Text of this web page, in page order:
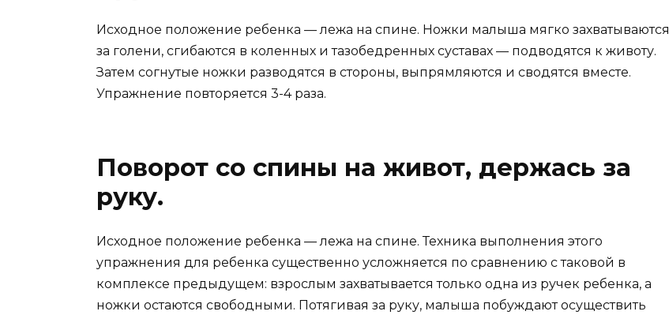
Исходное положение ребенка — лежа на спине. Ножки малыша мягко захватываются
за голени, сгибаются в коленных и тазобедренных суставах — подводятся к животу.
Затем согнутые ножки разводятся в стороны, выпрямляются и сводятся вместе.
Упражнение повторяется 3-4 раза.
Поворот со спины на живот, держась за
руку.
Исходное положение ребенка — лежа на спине. Техника выполнения этого
упражнения для ребенка существенно усложняется по сравнению с таковой в
комплексе предыдущем: взрослым захватывается только одна из ручек ребенка, а
ножки остаются свободными. Потягивая за руку, малыша побуждают осуществить